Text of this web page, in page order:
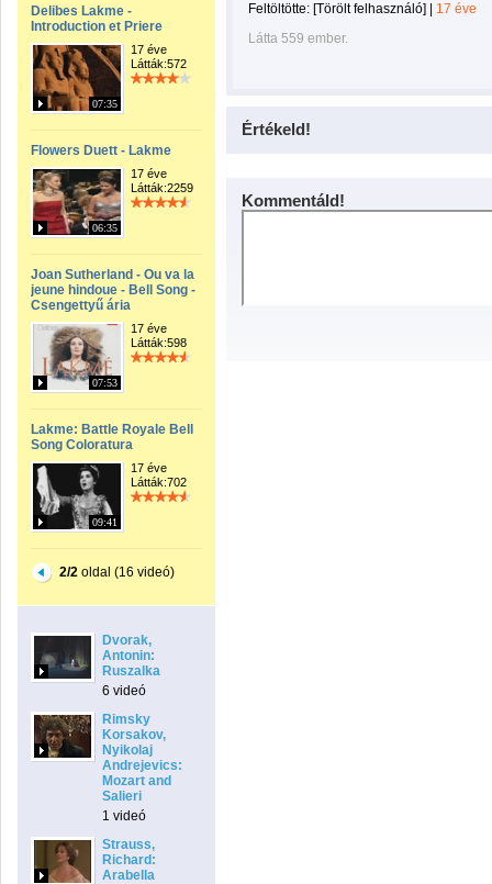
Delibes Lakme -
Introduction et Priere
07:35
17 éve
Látták:572
Flowers Duett - Lakme
06:35
17 éve
Látták:2259
Joan Sutherland - Ou va la
jeune hindoue - Bell Song -
Csengettyű ária
07:53
17 éve
Látták:598
Lakme: Battle Royale Bell
Song Coloratura
09:41
17 éve
Látták:702
2/2oldal (16 videó)
Dvorak,
Antonin:
Ruszalka
6 videó
Rimsky
Korsakov,
Nyikolaj
Andrejevics:
Mozart and
Salieri
1 videó
Strauss,
Richard:
Arabella
Feltöltötte: [Törölt felhasználó]
17 éve
Látta 559 ember.
Értékeld!
Kommentáld!